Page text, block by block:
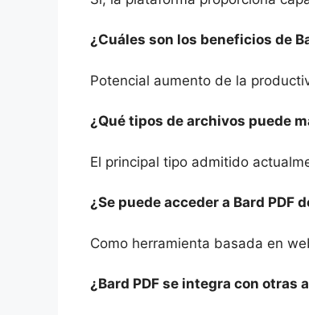
¿Cuáles son los beneficios de
Potencial aumento de la
¿Qué tipos de archivos puede
El principal tipo admitido
¿Se puede acceder a Bard PDF
Como herramienta basada en
¿Bard PDF se integra con otras